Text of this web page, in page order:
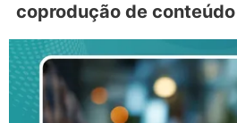
coprodução de conteúdo